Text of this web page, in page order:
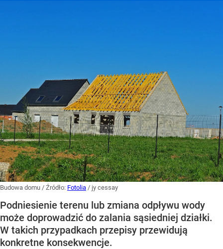
Budowa domu / Źródło: Fotolia / jy cessay
Podniesienie terenu lub zmiana odpływu wody
może doprowadzić do zalania sąsiedniej działki.
W takich przypadkach przepisy przewidują
konkretne konsekwencje.